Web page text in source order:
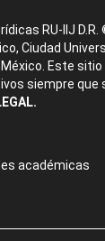
RU-IIJ D.R.
Ciudad
México. Este
siempre que
académicas